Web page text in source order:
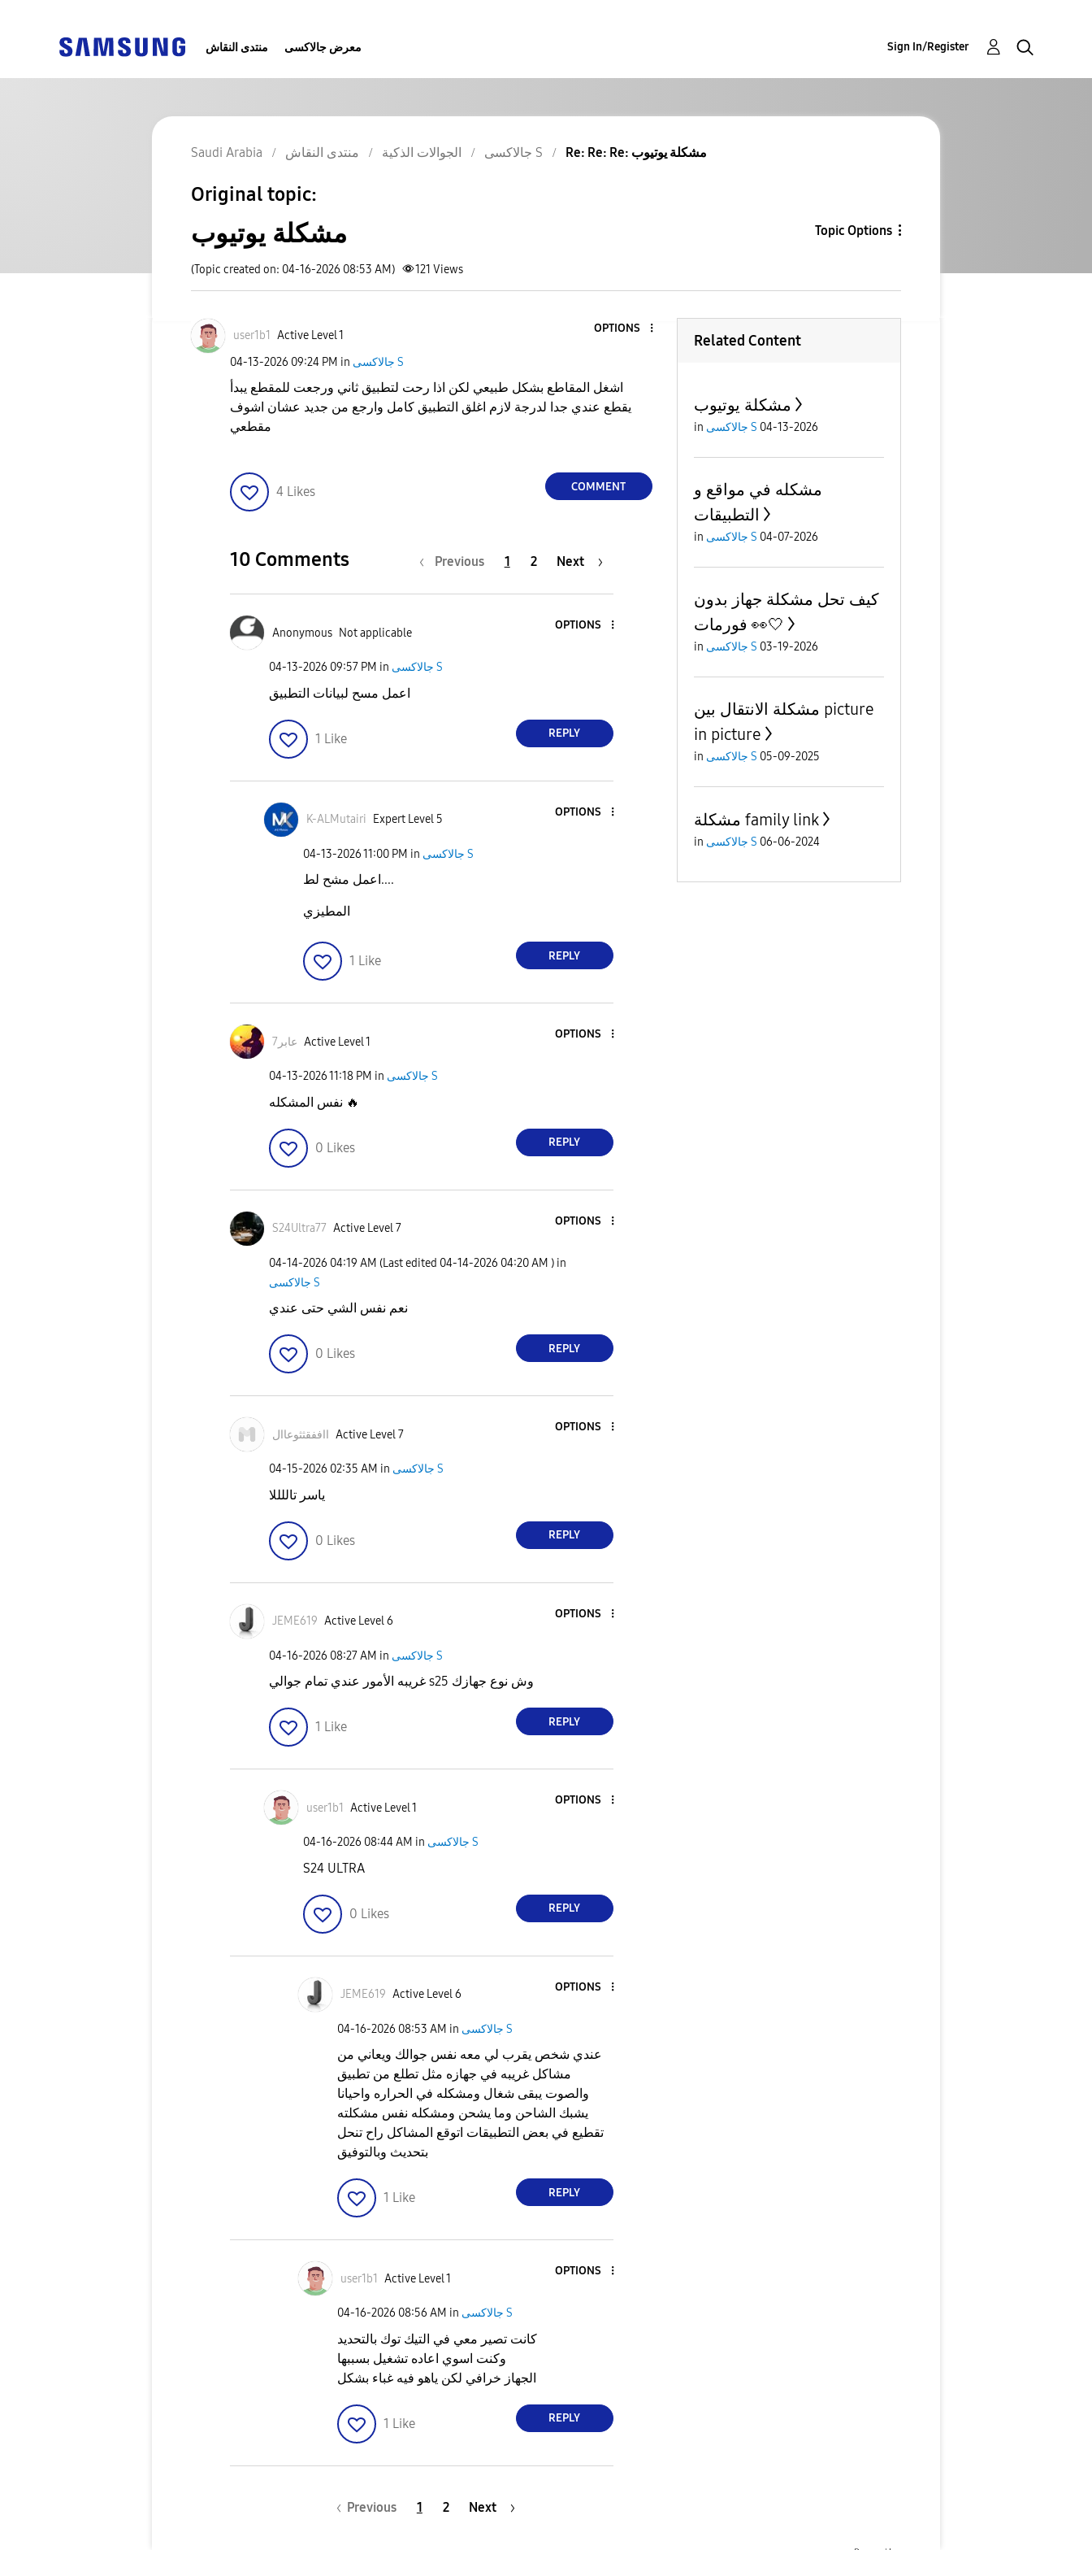
منتدى النقاش معرض جالاكسى Sign In/Register
Saudi Arabia منتدى النقاش الجوالات الذكية جالاكسى S Re: Re: Re: مشكلة يوتيوب
Original topic:
مشكلة يوتيوب Topic Options
(Topic created on: 04-16-2026 08:53 AM) 121 Views
user1b1 Active Level 1
OPTIONS
‎04-13-2026 09:24 PM in جالاكسى S
اشغل المقاطع بشكل طبيعي لكن اذا رحت لتطبيق ثاني ورجعت للمقطع يبدأ
يقطع عندي جدا لدرجة لازم اغلق التطبيق كامل وارجع من جديد عشان اشوف
مقطعي
4 Likes COMMENT
10 Comments Previous 1 2 Next
Anonymous Not applicable
OPTIONS
‎04-13-2026 09:57 PM in جالاكسى S
اعمل مسح لبيانات التطبيق
1 Like REPLY
K-ALMutairi Expert Level 5
OPTIONS
‎04-13-202611:00 PM in جالاكسى S
اعمل مشح لط....
المطيزي
1 Like REPLY
7عابر Active Level 1
OPTIONS
‎04-13-202611:18 PM in جالاكسى S
🔥
0 Likes REPLY
S24Ultra77 Active Level 7
OPTIONS
‎04-14-2026 04:19 AM (Last edited ‎04-14-2026 04:20 AM ) in
جالاكسى S
نعم نفس الشي حتى عندي
0 Likes REPLY
ااففقثثوعاال Active Level 7
OPTIONS
‎04-15-2026 02:35 AM in جالاكسى S
ياسر تاللللا
0 Likes REPLY
JEME619 Active Level 6
OPTIONS
‎04-16-2026 08:27 AM in جالاكسى S
غريبه الأمور عندي تمام جوالي s25 وش نوع جهازك
1 Like REPLY
user1b1 Active Level 1
OPTIONS
‎04-16-2026 08:44 AM in جالاكسى S
S24 ULTRA
0 Likes REPLY
JEME619 Active Level 6
OPTIONS
‎04-16-2026 08:53 AM in جالاكسى S
عندي شخص يقرب لي معه نفس جوالك ويعاني من
مشاكل غريبه في جهازه مثل تطلع من تطبيق
والصوت يبقى شغال ومشكله في الحراره واحيانا
يشبك الشاحن وما يشحن ومشكله نفس مشكلته
تقطيع في بعض التطبيقات اتوقع المشاكل راح تنحل
بتحديث وبالتوفيق
1 Like REPLY
user1b1 Active Level 1
OPTIONS
‎04-16-2026 08:56 AM in جالاكسى S
كانت تصير معي في التيك توك بالتحديد
وكنت اسوي اعاده تشغيل بسببها
الجهاز خرافي لكن ياهو فيه غباء بشكل
1 Like REPLY
Previous 1 2 Next
Related Content
مشكلة يوتيوب
in جالاكسى S 04-13-2026
مشكله في مواقع و
التطبيقات
in جالاكسى S 04-07-2026
كيف تحل مشكلة جهاز بدون
فورمات 👀🤍
in جالاكسى S 03-19-2026
مشكلة الانتقال بين picture
in picture
in جالاكسى S 05-09-2025
مشكلة family link
in جالاكسى S 06-06-2024